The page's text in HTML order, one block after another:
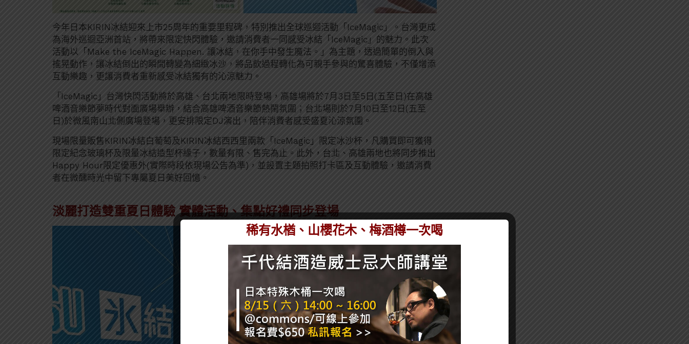
今年日本KIRIN冰結迎來上市25周年的重要里程碑，特別推出全球巡迴活動「IceMagic」。台灣更成
為海外巡迴亞洲首站，將帶來限定快閃體驗，邀請消費者一同感受冰結「IceMagic」的魅力。此次
活動以「Make the IceMagic Happen. 讓冰結，在你手中發生魔法。」為主題，透過簡單的倒入與
搖晃動作，讓冰結倒出的瞬間轉變為細緻冰沙，將品飲過程轉化為可親手參與的驚喜體驗，不僅增添
互動樂趣，更讓消費者重新感受冰結獨有的沁涼魅力。
「IceMagic」台灣快閃活動將於高雄、台北兩地限時登場，高雄場將於7月3日至5日(五至日)在高雄
啤酒音樂節夢時代對面廣場舉辦，結合高雄啤酒音樂節熱鬧氛圍；台北場則於7月10日至12日(五至
日)於微風南山北側廣場登場，更安排限定DJ演出，陪伴消費者感受盛夏沁涼氛圍。
現場限量販售KIRIN冰結白葡萄及KIRIN冰結西西里兩款「IceMagic」限定冰沙杯，凡購買即可獲得
限定紀念玻璃杯及限量冰結造型杯緣子，數量有限、售完為止。此外，台北、高雄兩地也將同步推出
Happy Hour限定優惠外(實際時段依現場公告為準)，並設置主題拍照打卡區及互動體驗，邀請消費
者在微醺時光中留下專屬夏日美好回憶。
淡麗打造雙重夏日體驗 實體活動、集點好禮同步登場
稀有水楢、山櫻花木、梅酒樽一次喝